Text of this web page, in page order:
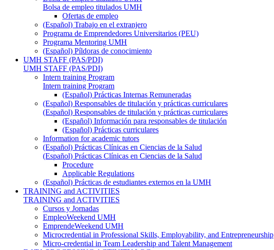
Bolsa de empleo titulados UMH
Ofertas de empleo
(Español) Trabajo en el extranjero
Programa de Emprendedores Universitarios (PEU)
Programa Mentoring UMH
(Español) Píldoras de conocimiento
UMH STAFF (PAS/PDI)
UMH STAFF (PAS/PDI)
Intern training Program
Intern training Program
(Español) Prácticas Internas Remuneradas
(Español) Responsables de titulación y prácticas curriculares
(Español) Responsables de titulación y prácticas curriculares
(Español) Información para responsables de titulación
(Español) Prácticas curriculares
Information for academic tutors
(Español) Prácticas Clínicas en Ciencias de la Salud
(Español) Prácticas Clínicas en Ciencias de la Salud
Procedure
Applicable Regulations
(Español) Prácticas de estudiantes externos en la UMH
TRAINING and ACTIVITIES
TRAINING and ACTIVITIES
Cursos y Jornadas
EmpleoWeekend UMH
EmprendeWeekend UMH
Microcredential in Professional Skills, Employability, and Entrepreneurship
Micro-credential in Team Leadership and Talent Management